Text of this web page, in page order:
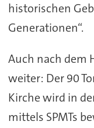
historischen
Generationen“.
Auch nach dem
weiter: Der 90
Kirche wird in
mittels SPMTs